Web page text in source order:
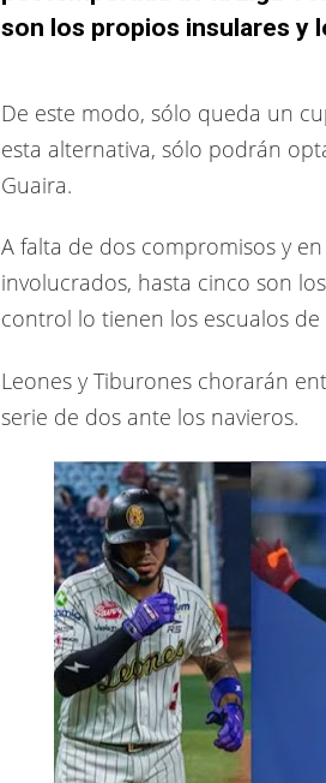
son los propios insulares y
De este modo, sólo queda un
esta alternativa, sólo podrán
Guaira.
A falta de dos compromisos y
involucrados, hasta cinco son
control lo tienen los escualos de
Leones y Tiburones chorarán
serie de dos ante los navieros.